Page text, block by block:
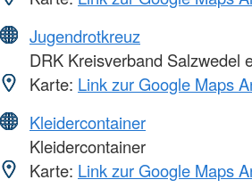
Jugendrotkreuz
DRK Kreisverband Salzwedel
Karte: Link zur Google Maps
Kleidercontainer
Kleidercontainer
Karte: Link zur Google Maps